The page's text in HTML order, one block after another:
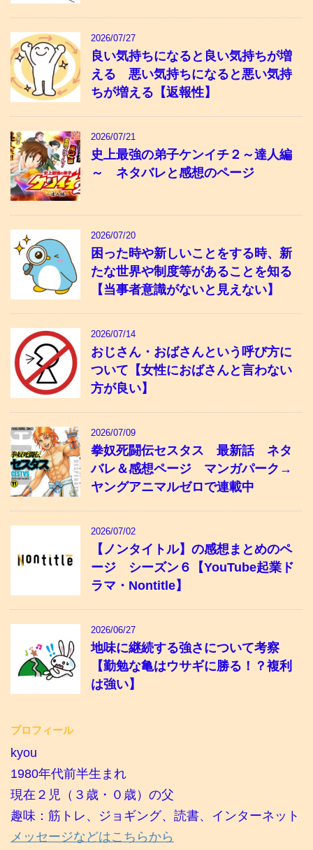
2026/07/27
良い気持ちになると良い気持ちが増
える 悪い気持ちになると悪い気持
ちが増える【返報性】
2026/07/21
史上最強の弟子ケンイチ２～達人編
～ ネタバレと感想のページ
2026/07/20
困った時や新しいことをする時、新
たな世界や制度等があることを知る
【当事者意識がないと見えない】
2026/07/14
おじさん・おばさんという呼び方に
ついて【女性におばさんと言わない
方が良い】
2026/07/09
拳奴死闘伝セスタス 最新話 ネタ
バレ＆感想ページ マンガパーク→
ヤングアニマルゼロで連載中
2026/07/02
【ノンタイトル】の感想まとめのペ
ージ シーズン６【YouTube起業ド
ラマ・Nontitle】
2026/06/27
地味に継続する強さについて考察
【勤勉な亀はウサギに勝る！？複利
は強い】
プロフィール
kyou
1980年代前半生まれ
現在２児（３歳・０歳）の父
趣味：筋トレ、ジョギング、読書、インターネット
メッセージなどはこちらから